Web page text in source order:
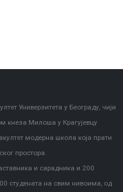
Универзитета у Београду, чији
кнеза Милоша у Крагујевцу
модерна школа која прати
простора.
и сарадника и 200
студената на свим нивоима, од